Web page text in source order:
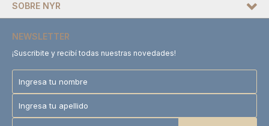
SOBRE NYR
NEWSLETTER
¡Suscribite y recibí todas nuestras novedades!